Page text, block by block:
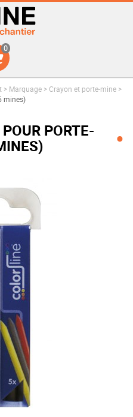
0
> Marquage > Crayon et porte-mine >
mines)
PORTE-